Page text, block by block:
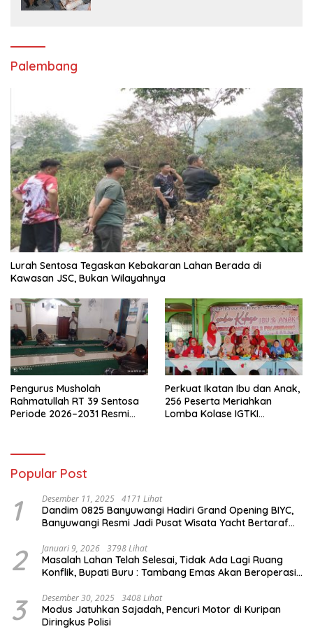
Palembang
Lurah Sentosa Tegaskan Kebakaran Lahan Berada di
Kawasan JSC, Bukan Wilayahnya
Pengurus Musholah
Rahmatullah RT 39 Sentosa
Periode 2026–2031 Resmi
Perkuat Ikatan Ibu dan Anak,
256 Peserta Meriahkan
Lomba Kolase IGTKI
Popular Post
1 Desember 11, 2025 4171 Lihat
Dandim 0825 Banyuwangi Hadiri Grand Opening BIYC,
Banyuwangi Resmi Jadi Pusat Wisata Yacht Bertaraf
2 Januari 9, 2026 3798 Lihat
Masalah Lahan Telah Selesai, Tidak Ada Lagi Ruang
Konflik, Bupati Buru : Tambang Emas Akan Beroperasi
3 Desember 30, 2025 3408 Lihat
Modus Jatuhkan Sajadah, Pencuri Motor di Kuripan
Diringkus Polisi